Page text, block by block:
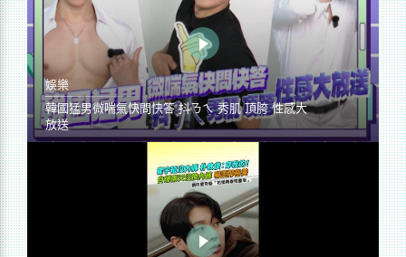
娛樂
韓國猛男微喘氣快問快答 抖ㄋㄟ 秀肌 頂胯 性感大
放送